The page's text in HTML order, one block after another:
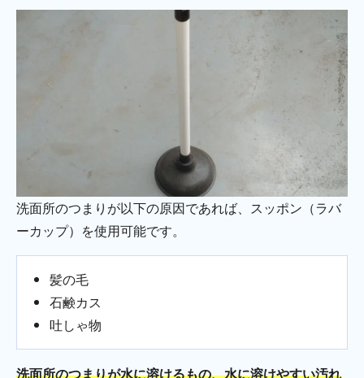
洗面所のつまりが以下の原因であれば、スッポン（ラバ
ーカップ）を使用可能です。
髪の毛
石鹸カス
吐しゃ物
洗面所のつまりが水に溶けるもの、水に溶けやすい汚れ